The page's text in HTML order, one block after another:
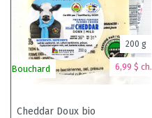
Bouchard 6,99 $ ch.
200 g
Cheddar Doux bio